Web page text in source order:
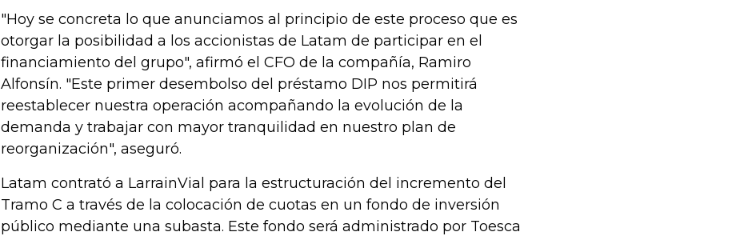
"Hoy se concreta lo que anunciamos al principio de este proceso que es
otorgar la posibilidad a los accionistas de Latam de participar en el
financiamiento del grupo", afirmó el CFO de la compañía, Ramiro
Alfonsín. "Este primer desembolso del préstamo DIP nos permitirá
reestablecer nuestra operación acompañando la evolución de la
demanda y trabajar con mayor tranquilidad en nuestro plan de
reorganización", aseguró.
Latam contrató a LarrainVial para la estructuración del incremento del
Tramo C a través de la colocación de cuotas en un fondo de inversión
público mediante una subasta. Este fondo será administrado por Toesca